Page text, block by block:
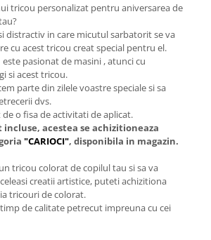
tricou personalizat pentru aniversarea de
distractiv in care micutul sarbatorit se va
cu acest tricou creat special pentru el.
pasionat de masini , atunci cu
si acest tricou.
parte din zilele voastre speciale si sa
dvs.
o fisa de activitati de aplicat.
acestea se achizitioneaza
"CARIOCI", disponibila in magazin.
tricou colorat de copilul tau si sa va
creatii artistice, puteti achizitiona
tricouri de colorat.
de calitate petrecut impreuna cu cei